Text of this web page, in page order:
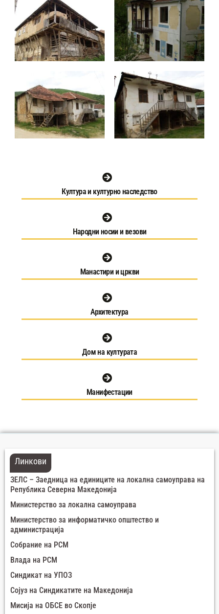
Култура и културно наследство
Народни носии и везови
Манастири и цркви
Архитектура
Дом на културата
Манифестации
Линкови
ЗЕЛС – Заедница на единиците на локална самоуправа на
Република Северна Македонија
Министерство за локална самоуправа
Министерство за информатичко општество и
администрација
Собрание на РСМ
Влада на РСМ
Синдикат на УПОЗ
Сојуз на Синдикатите на Македонија
Мисија на ОБСЕ во Скопје